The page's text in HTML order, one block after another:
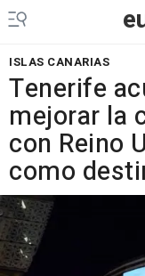
ISLAS CANARIAS
Tenerife
mejorar la
con Reino
como